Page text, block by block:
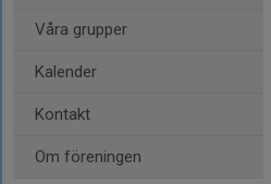
Våra grupper
Kalender
Kontakt
Om föreningen